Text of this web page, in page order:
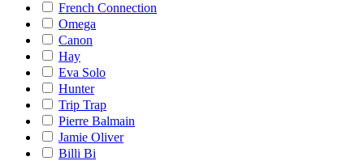
French Connection
Omega
Canon
Hay
Eva Solo
Hunter
Trip Trap
Pierre Balmain
Jamie Oliver
Billi Bi